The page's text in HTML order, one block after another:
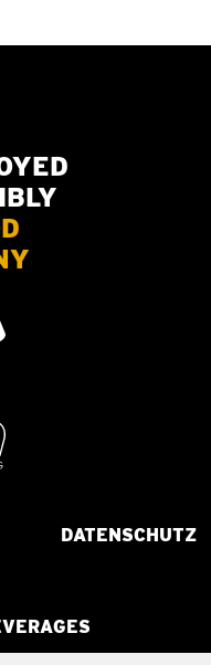
DATENSCHUTZ